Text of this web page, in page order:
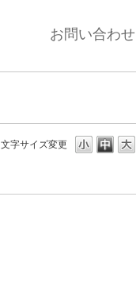
お問い合わせ
文字サイズ変更